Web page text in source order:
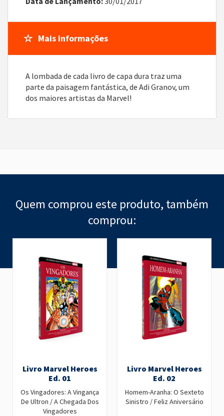
Mais informações
A lombada de cada livro de capa dura traz uma
parte da paisagem fantástica, de Adi Granov, um
dos maiores artistas da Marvel!
Quem comprou este produto, também
comprou:
Livro Marvel Heroes
Ed. 01
Os Vingadores: A Vingança
De Ultron / A Chegada Dos
Vingadores
Livro Marvel Heroes
Ed. 02
Homem-Aranha: O Sexteto
Sinistro / Feliz Aniversário